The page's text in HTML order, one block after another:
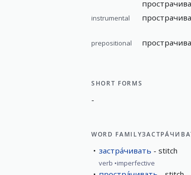
instrumental
prepositional
SHORT FORMS
-
WORD FAMILY
застра́чивать stitch
verb imperfective